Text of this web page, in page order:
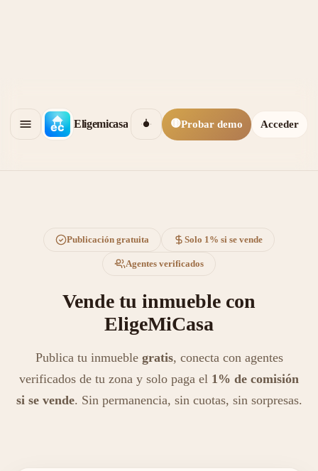
Eligemicasa 🟡Probar demo Acceder
Publicación gratuita Solo 1% si se vende
Agentes verificados
Vende tu inmueble con
EligeMiCasa
Publica tu inmueble gratis, conecta con agentes
verificados de tu zona y solo paga el 1% de comisión
si se vende. Sin permanencia, sin cuotas, sin sorpresas.